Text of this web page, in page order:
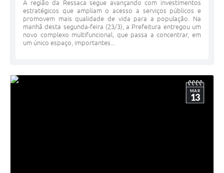
A região da Ressaca segue avançando com investimentos
estratégicos que ampliam o acesso a serviços públicos e
promovem mais qualidade de vida para a população. Na
manhã desta segunda-feira (23/3), a Prefeitura entregou um
novo complexo multifuncional, que passa a concentrar, em
um único espaço, importantes...
MAR
13